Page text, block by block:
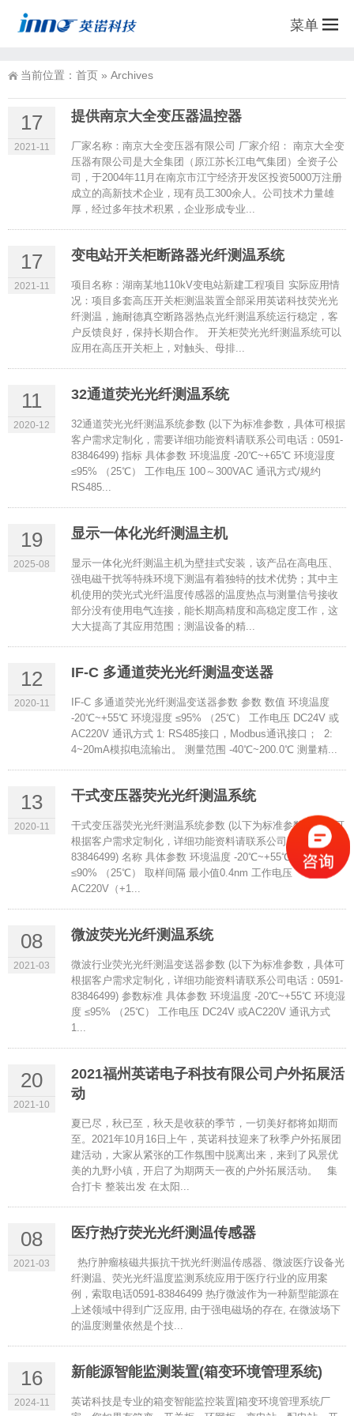
菜单
当前位置： 首页 » Archives
17
2021-11
提供南京大全变压器温控器
厂家名称：南京大全变压器有限公司 厂家介绍： 南京大全变
压器有限公司是大全集团（原江苏长江电气集团）全资子公
司，于2004年11月在南京市江宁经济开发区投资5000万注册
成立的高新技术企业，现有员工300余人。公司技术力量雄
厚，经过多年技术积累，企业形成专业...
17
2021-11
变电站开关柜断路器光纤测温系统
项目名称：湖南某地110kV变电站新建工程项目 实际应用情
况：项目多套高压开关柜测温装置全部采用英诺科技荧光光
纤测温，施耐德真空断路器热点光纤测温系统运行稳定，客
户反馈良好，保持长期合作。 开关柜荧光光纤测温系统可以
应用在高压开关柜上，对触头、母排...
11
2020-12
32通道荧光光纤测温系统
32通道荧光光纤测温系统参数 (以下为标准参数，具体可根据
客户需求定制化，需要详细功能资料请联系公司电话：0591-
83846499) 指标 具体参数 环境温度 -20℃~+65℃ 环境湿度
≤95% （25℃） 工作电压 100～300VAC 通讯方式/规约
RS485...
19
2025-08
显示一体化光纤测温主机
显示一体化光纤测温主机为壁挂式安装，该产品在高电压、
强电磁干扰等特殊环境下测温有着独特的技术优势；其中主
机使用的荧光式光纤温度传感器的温度热点与测量信号接收
部分没有使用电气连接，能长期高精度和高稳定度工作，这
大大提高了其应用范围；测温设备的精...
12
2020-11
IF-C 多通道荧光光纤测温变送器
IF-C 多通道荧光光纤测温变送器参数 参数 数值 环境温度
-20℃~+55℃ 环境湿度 ≤95% （25℃） 工作电压 DC24V 或
AC220V 通讯方式 1: RS485接口，Modbus通讯接口； 2:
4~20mA模拟电流输出。 测量范围 -40℃~200.0℃ 测量精...
13
2020-11
干式变压器荧光光纤测温系统
干式变压器荧光光纤测温系统参数 (以下为标准参数，具体可
根据客户需求定制化，详细功能资料请联系公司电话：0591-
83846499) 名称 具体参数 环境温度 -20℃~+55℃ 环境湿度
≤90% （25℃） 取样间隔 最小值0.4nm 工作电压
AC220V（+1...
08
2021-03
微波荧光光纤测温系统
微波行业荧光光纤测温变送器参数 (以下为标准参数，具体可
根据客户需求定制化，详细功能资料请联系公司电话：0591-
83846499) 参数标准 具体参数 环境温度 -20℃~+55℃ 环境湿
度 ≤95% （25℃） 工作电压 DC24V 或AC220V 通讯方式
1...
20
2021-10
2021福州英诺电子科技有限公司户外拓展活
动
夏已尽，秋已至，秋天是收获的季节，一切美好都将如期而
至。2021年10月16日上午，英诺科技迎来了秋季户外拓展团
建活动，大家从紧张的工作氛围中脱离出来，来到了风景优
美的九野小镇，开启了为期两天一夜的户外拓展活动。 集
合打卡 整装出发 在太阳...
08
2021-03
医疗热疗荧光光纤测温传感器
热疗肿瘤核磁共振抗干扰光纤测温传感器、微波医疗设备光
纤测温、荧光光纤温度监测系统应用于医疗行业的应用案
例，索取电话0591-83846499 热疗微波作为一种新型能源在
上述领域中得到广泛应用, 由于强电磁场的存在, 在微波场下
的温度测量依然是个技...
16
2024-11
新能源智能监测装置(箱变环境管理系统)
英诺科技是专业的箱变智能监控装置|箱变环境管理系统厂